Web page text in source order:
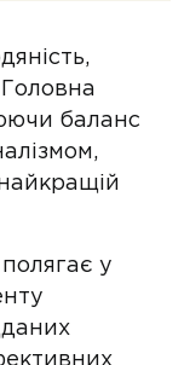
Головна
баланс
у